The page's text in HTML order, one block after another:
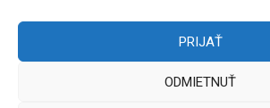
PRIJAŤ
ODMIETNUŤ